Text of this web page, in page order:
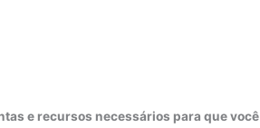
e recursos necessários para que você